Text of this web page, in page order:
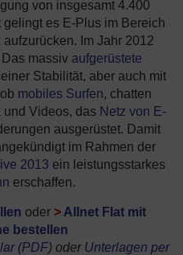
von insgesamt 4.400
es E-Plus im Bereich
Im Jahr 2012
massiv aufgerüstete
Stabilität, aber auch mit
mobiles Surfen, chatten
und Videos, das Netz von E-
ausgerüstet. Damit
im Rahmen der
2013 ein leistungsstarkes
erschaffen.
oder> Allnet Flat mit
bestellen
(PDF) oder Unterlagen per